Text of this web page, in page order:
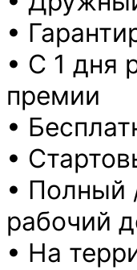
•
• С 1 дня
премии
•
•
• Полный
рабочий
• На